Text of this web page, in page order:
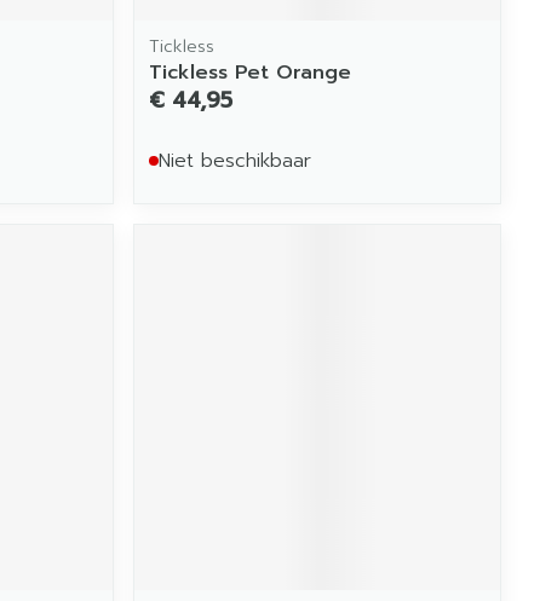
Tickless
Tickless Pet Orange
€ 44,95
Niet beschikbaar